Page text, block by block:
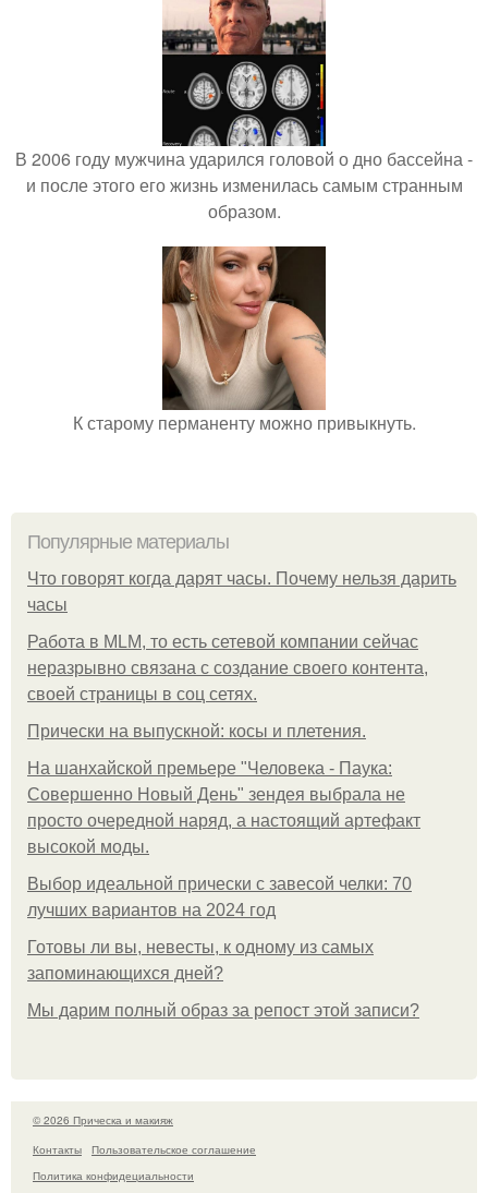
В 2006 году мужчина ударился головой о дно бассейна -
и после этого его жизнь изменилась самым странным
образом.
К старому перманенту можно привыкнуть.
Популярные материалы
Что говорят когда дарят часы. Почему нельзя дарить
часы
Работа в MLM, то есть сетевой компании сейчас
неразрывно связана с создание своего контента,
своей страницы в соц сетях.
Прически на выпускной: косы и плетения.
На шанхайской премьере "Человека - Паука:
Совершенно Новый День" зендея выбрала не
просто очередной наряд, а настоящий артефакт
высокой моды.
Выбор идеальной прически с завесой челки: 70
лучших вариантов на 2024 год
Готовы ли вы, невесты, к одному из самых
запоминающихся дней?
Мы дарим полный образ за репост этой записи?
© 2026 Прическа и макияж
Контакты
Пользовательское соглашение
Политика конфидециальности